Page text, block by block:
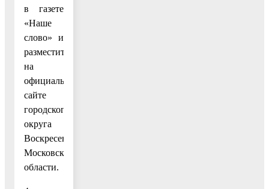
в газете
«Наше
слово» и
разместить
на
официальном
сайте
городского
округа
Воскресенск
Московской
области.